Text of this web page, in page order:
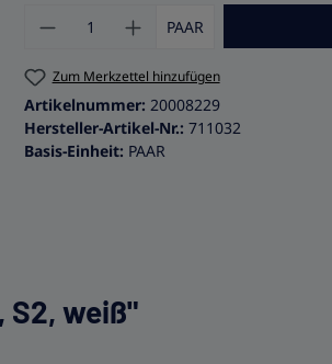
Produkt Anzahl: Gib
PAAR
Zum Merkzettel hinzufügen
Artikelnummer:20008229
Hersteller-Artikel-Nr.:711032
Basis-Einheit: PAAR
S2, weiß"